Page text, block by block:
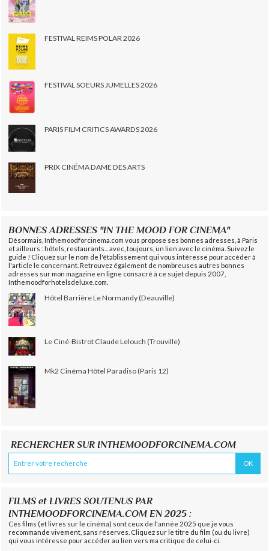
FESTIVAL REIMS POLAR 2026
FESTIVAL SOEURS JUMELLES 2026
PARIS FILM CRITICS AWARDS 2026
PRIX CINÉMA DAME DES ARTS
BONNES ADRESSES "IN THE MOOD FOR CINEMA"
Désormais, Inthemoodforcinema.com vous propose ses bonnes adresses, à Paris
et ailleurs : hôtels, restaurants... avec, toujours, un lien avec le cinéma. Suivez le
guide ! Cliquez sur le nom de l'établissement qui vous intéresse pour accéder à
l'article le concernant. Retrouvez également de nombreuses autres bonnes
adresses sur mon magazine en ligne consacré à ce sujet depuis 2007,
Inthemoodforhotelsdeluxe.com.
Hôtel Barrière Le Normandy (Deauville)
Le Ciné-Bistrot Claude Lelouch (Trouville)
Mk2 Cinéma Hôtel Paradiso (Paris 12)
RECHERCHER SUR INTHEMOODFORCINEMA.COM
FILMS et LIVRES SOUTENUS PAR
INTHEMOODFORCINEMA.COM EN 2025 :
Ces films (et livres sur le cinéma) sont ceux de l'année 2025 que je vous
recommande vivement, sans réserves. Cliquez sur le titre du film (ou du livre)
qui vous intéresse pour accéder au lien vers ma critique de celui-ci.